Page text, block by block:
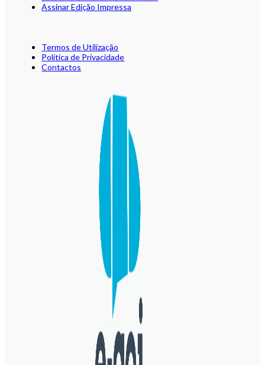
Assinar Edição Impressa
Termos de Utilização
Política de Privacidade
Contactos